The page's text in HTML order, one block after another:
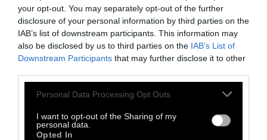
your opt-out. You may separately opt-out of the further
disclosure of your personal information by third parties on the
IAB’s list of downstream participants. This information may
also be disclosed by us to third parties on the IAB’s List of
Downstream Participants that may further disclose it to other
Personal Data Processing Opt Outs
I want to opt-out of the Sharing of my
personal data.
Opted In
δεν είναι διαφθορείς».
«”Αν οι γυναίκες φορούν φούστα, τότε οι
άνδρες έχουν το δικαίωμα να τις βιάζουν”.
Τέτοιες αναχρονιστικές απόψεις των
συντηρητικών μάς οδήγησαν ως εδώ» λέει
μία από τις διαδηλώτριες, μέλος της ομάδας
που αυτοαποκαλείται η «νέα ελπίδα των